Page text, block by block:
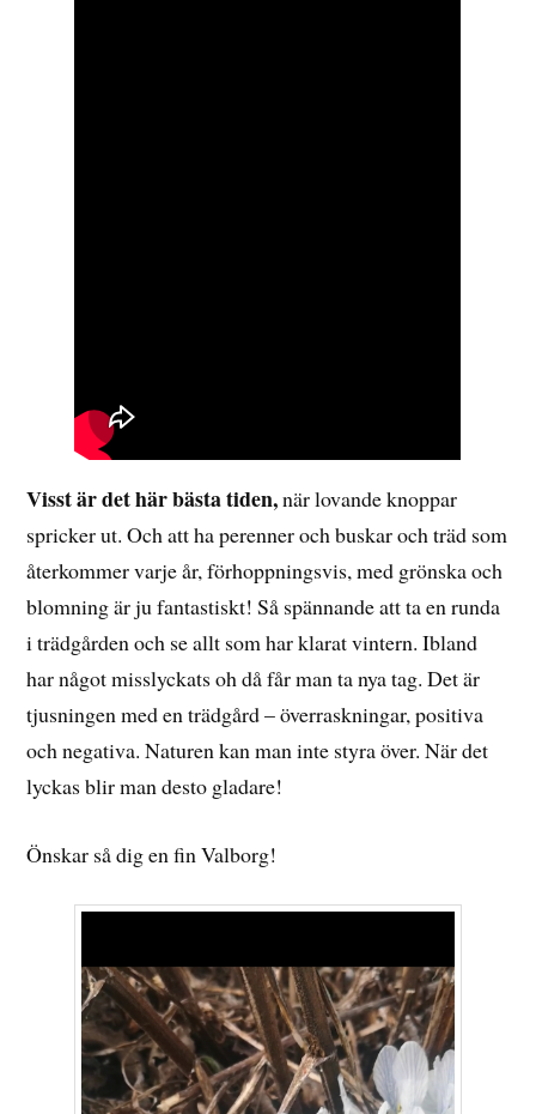
Visst är det här bästa tiden,när lovande knoppar
spricker ut. Och att ha perenner och buskar och träd som
återkommer varje år, förhoppningsvis, med grönska och
blomning är ju fantastiskt! Så spännande att ta en runda
i trädgården och se allt som har klarat vintern. Ibland
har något misslyckats oh då får man ta nya tag. Det är
tjusningen med en trädgård – överraskningar, positiva
och negativa. Naturen kan man inte styra över. När det
lyckas blir man desto gladare!
Önskar så dig en fin Valborg!